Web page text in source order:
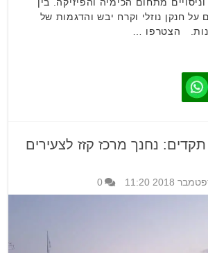
על חנקן נוזלי וקרח יבש והדגמות של
הצטרפו …
נחנך מרכז קזז לצעירים
0